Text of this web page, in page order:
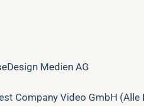
Medien AG
Company Video GmbH